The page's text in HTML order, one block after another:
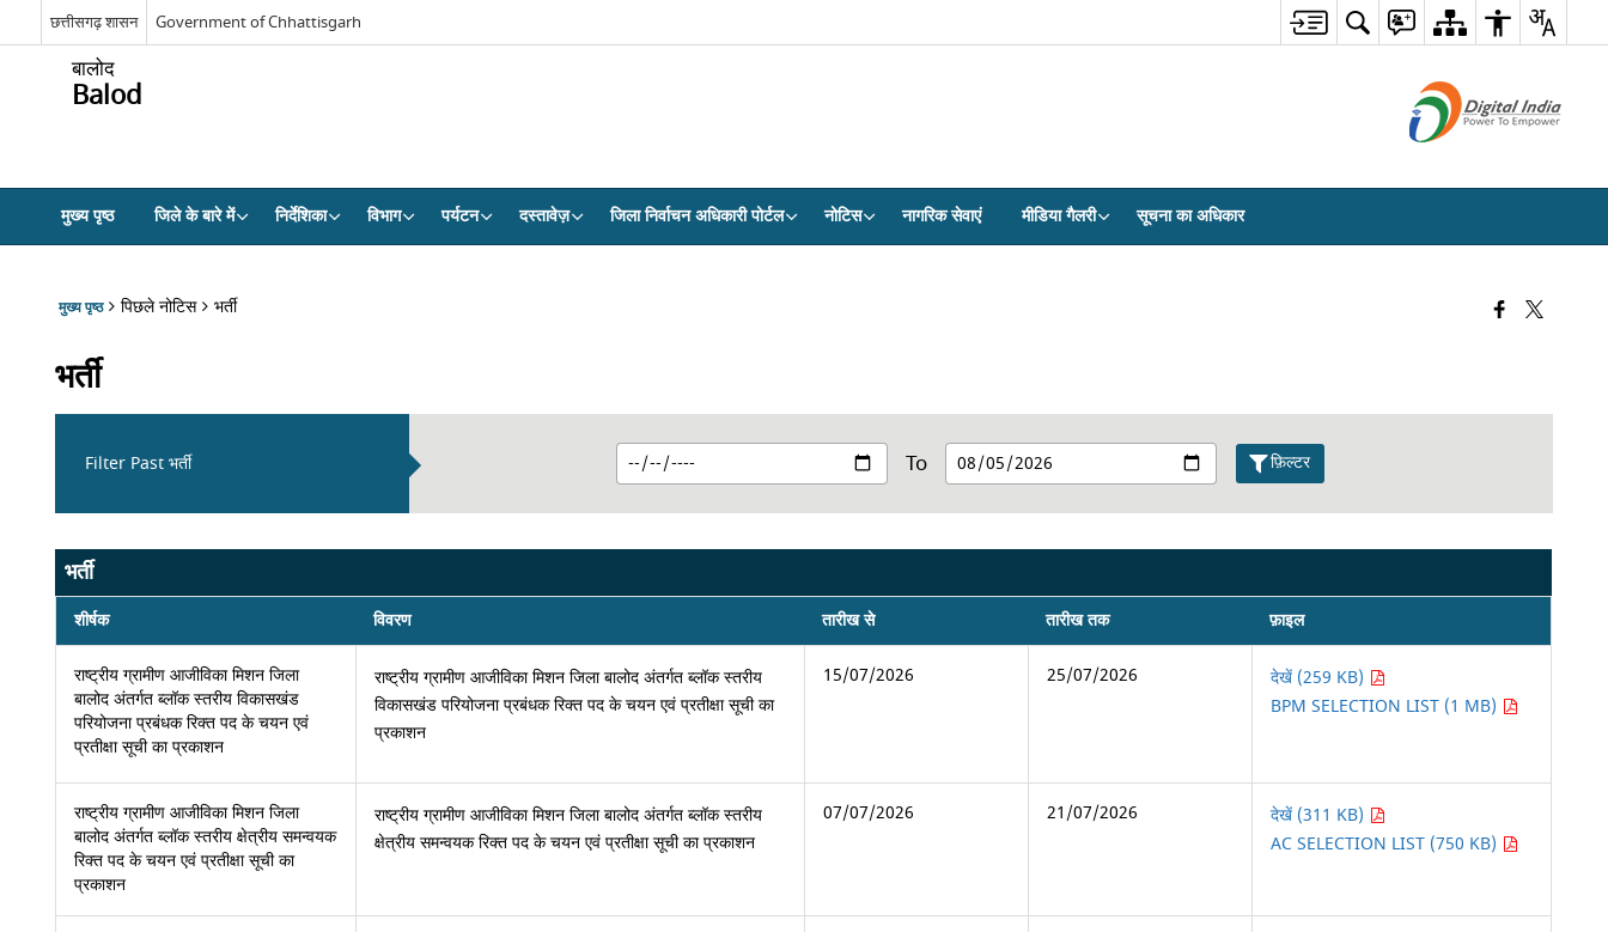
छत्तीसगढ़ शासन Government of Chhattisgarh
बालोद
Balod
मुख्य पृष्ठ जिले के बारे में निर्देशिका विभाग पर्यटन दस्तावेज़ जिला निर्वाचन अधिकारी पोर्टल नोटिस नागरिक सेवाएं मीडिया गैलरी सूचना का अधिकार
मुख्य पृष्ठ पिछले नोटिस भर्ती
भर्ती
Filter Past भर्ती To फ़िल्टर
भर्ती
शीर्षक विवरण तारीख से तारीख तक फ़ाइल
राष्ट्रीय ग्रामीण आजीविका मिशन जिला
बालोद अंतर्गत ब्लॉक स्तरीय विकासखंड
परियोजना प्रबंधक रिक्त पद के चयन एवं
प्रतीक्षा सूची का प्रकाशन
राष्ट्रीय ग्रामीण आजीविका मिशन जिला बालोद अंतर्गत ब्लॉक स्तरीय
विकासखंड परियोजना प्रबंधक रिक्त पद के चयन एवं प्रतीक्षा सूची का
प्रकाशन
15/07/2026 25/07/2026
देखें (259 KB)
BPM SELECTION LIST (1 MB)
राष्ट्रीय ग्रामीण आजीविका मिशन जिला
बालोद अंतर्गत ब्लॉक स्तरीय क्षेत्रीय समन्वयक
रिक्त पद के चयन एवं प्रतीक्षा सूची का
प्रकाशन
राष्ट्रीय ग्रामीण आजीविका मिशन जिला बालोद अंतर्गत ब्लॉक स्तरीय
क्षेत्रीय समन्वयक रिक्त पद के चयन एवं प्रतीक्षा सूची का प्रकाशन
07/07/2026 21/07/2026
देखें (311 KB)
AC SELECTION LIST (750 KB)